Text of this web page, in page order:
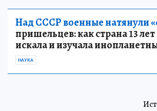
Над СССР военные натянули
пришельцев: как страна 13
искала и изучала
НАУКА